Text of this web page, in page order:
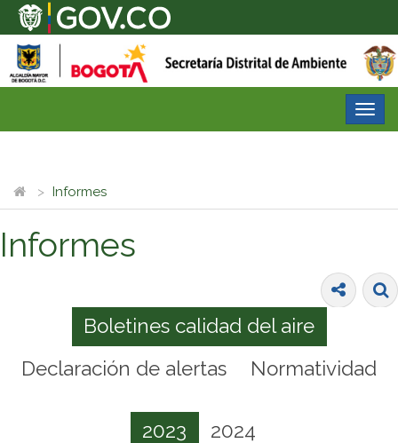
Informes
Informes
Boletines calidad del aire
Declaración de alertas
Normatividad
2023 2024